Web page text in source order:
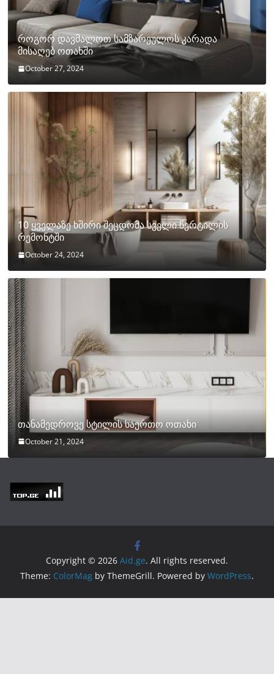
როგორ დავმალოთ სამზარეულოს კარადა
მისაღებ ოთახში
October 27, 2024
10 ყველაზე ხშირი შეცდომა სველი წერტილის
რემონტში
October 24, 2024
თანამედროვე სტილის საერთო ოთახი
October 21, 2024
Copyright © 2026 Aid.ge. All rights reserved.
Theme: ColorMag by ThemeGrill. Powered by WordPress.